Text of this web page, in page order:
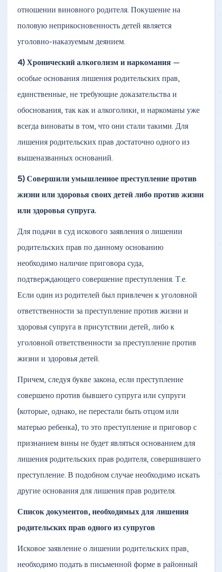
отношении виновного родителя. Покушение на
половую неприкосновенность детей является
уголовно-наказуемым деянием.
4) Хронический алкоголизм и наркомания —
особые основания лишения родительских прав,
единственные, не требующие доказательства и
обоснования, так как и алкоголики, и наркоманы уже
всегда виноваты в том, что они стали такими. Для
лишения родительских прав достаточно одного из
вышеназванных оснований.
5) Совершили умышленное преступление против
жизни или здоровья своих детей либо против жизни
или здоровья супруга.
Для подачи в суд искового заявления о лишении
родительских прав по данному основанию
необходимо наличие приговора суда,
подтверждающего совершение преступления. Т.е.
Если один из родителей был привлечен к уголовной
ответственности за преступление против жизни и
здоровья супруга в присутствии детей, либо к
уголовной ответственности за преступление против
жизни и здоровья детей.
Причем, следуя букве закона, если преступление
совершено против бывшего супруга или супруги
(которые, однако, не перестали быть отцом или
матерью ребенка), то это преступление и приговор с
признанием вины не будет являться основанием для
лишения родительских прав родителя, совершившего
преступление. В подобном случае необходимо искать
другие основания для лишения прав родителя.
Список документов, необходимых для лишения
родительских прав одного из супругов
Исковое заявление о лишении родительских прав,
необходимо подать в письменной форме в районный